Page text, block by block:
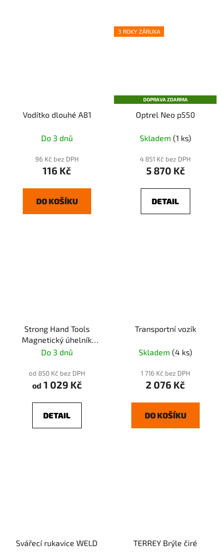
Vodítko dlouhé A81
Do 3 dnů
96 Kč bez DPH
116 Kč
DO KOŠÍKU
3 ROKY ZÁRUKA
DOPRAVA ZDARMA
Optrel Neo p550
Skladem (1 ks)
4 851 Kč bez DPH
5 870 Kč
DETAIL
Strong Hand Tools
Magnetický úhelník
ADJUST-O
Do 3 dnů
od 850 Kč bez DPH
od 1 029 Kč
DETAIL
Transportní vozík
Skladem (4 ks)
1 716 Kč bez DPH
2 076 Kč
DO KOŠÍKU
Svářecí rukavice WELD TERREY Brýle čiré